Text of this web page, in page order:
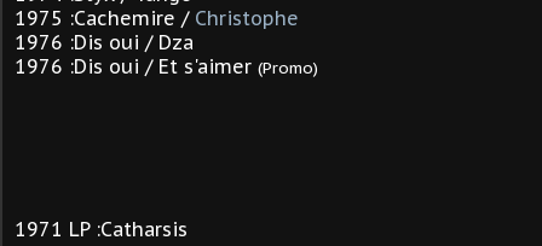
1975 :Cachemire / Christophe
1976 :Dis oui / Dza
1976 :Dis oui / Et s'aimer (Promo)
1971 LP :Catharsis